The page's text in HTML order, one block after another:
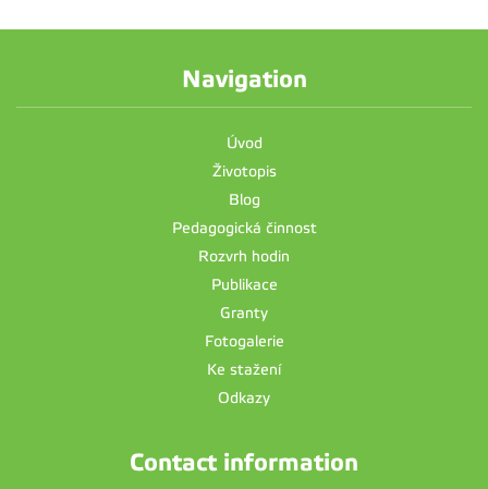
Navigation
Úvod
Životopis
Blog
Pedagogická činnost
Rozvrh hodin
Publikace
Granty
Fotogalerie
Ke stažení
Odkazy
Contact information